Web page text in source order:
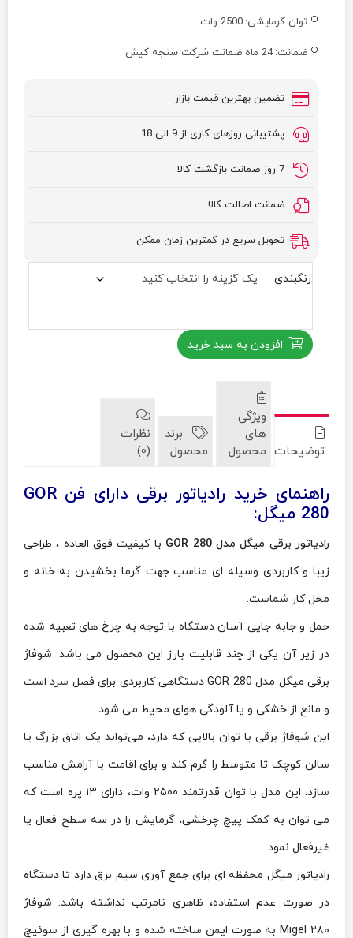
توان گرمایشی: 2500 وات
ضمانت: 24 ماه ضمانت شرکت سنجه کیش
تضمین بهترین قیمت بازار
پشتیبانی روزهای کاری از 9 الی 18
7 روز ضمانت بازگشت کالا
ضمانت اصالت کالا
تحویل سریع در کمترین زمان ممکن
رنگبندی
افزودن به سبد خرید
توضیحات
ویژگی
های
محصول
برند
محصول
نظرات
(0)
راهنمای خرید رادیاتور برقی دارای فن GOR
280 میگل:
رادیاتور برقی میگل مدل GOR 280 با کیفیت فوق العاده ، طراحی
زیبا و کاربردی وسیله ای مناسب جهت گرما بخشیدن به خانه و
محل کار شماست.
حمل و جابه جایی آسان دستگاه با توجه به چرخ های تعبیه شده
در زیر آن یکی از چند قابلیت بارز این محصول می باشد. شوفاژ
برقی میگل مدل GOR 280 دستگاهی کاربردی برای فصل سرد است
و مانع از خشکی و یا آلودگی هوای محیط می شود.
این شوفاژ برقی با توان بالایی که دارد، می‌تواند یک اتاق بزرگ یا
سالن کوچک تا متوسط را گرم کند و برای اقامت با آرامش مناسب
سازد. این مدل با توان قدرتمند ۲۵۰۰ وات، دارای ۱۳ پره است که
می توان به کمک پیچ چرخشی، گرمایش را در سه سطح فعال یا
غیرفعال نمود.
رادیاتور میگل محفظه ای برای جمع آوری سیم برق دارد تا دستگاه
در صورت عدم استفاده، ظاهری نامرتب نداشته باشد. شوفاژ
Migel ۲۸۰ به صورت ایمن ساخته شده و با بهره گیری از سوئیچ